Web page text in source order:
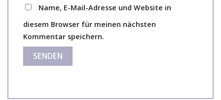
Name, E-Mail-Adresse und Website in
diesem Browser für meinen nächsten
Kommentar speichern.